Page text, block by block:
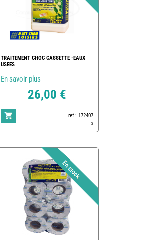
TRAITEMENT CHOC CASSETTE -EAUX
USEES
En savoir plus
26,00 €
ref : 172407
2